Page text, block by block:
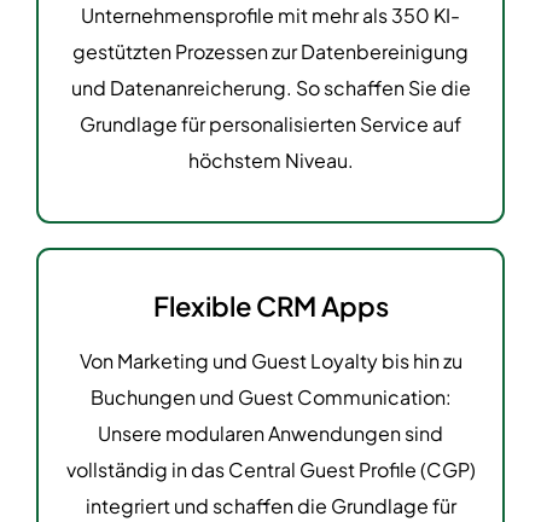
Unternehmensprofile mit mehr als 350 KI-
gestützten Prozessen zur Datenbereinigung
und Datenanreicherung. So schaffen Sie die
Grundlage für personalisierten Service auf
höchstem Niveau.
Flexible CRM Apps
Von Marketing und Guest Loyalty bis hin zu
Buchungen und Guest Communication:
Unsere modularen Anwendungen sind
vollständig in das Central Guest Profile (CGP)
integriert und schaffen die Grundlage für